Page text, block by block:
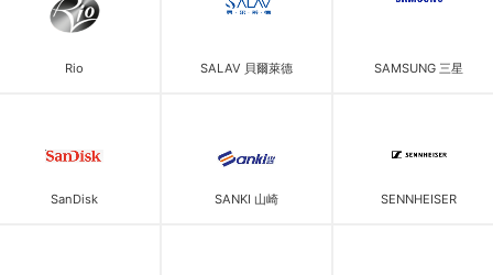
Rio SALAV 貝爾萊德 SAMSUNG 三星
SanDisk SANKI 山崎 SENNHEISER